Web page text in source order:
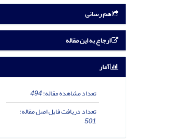
هم رسانی
ارجاع به این مقاله
آمار
تعداد مشاهده مقاله:494
تعداد دریافت فایل اصل مقاله:
501